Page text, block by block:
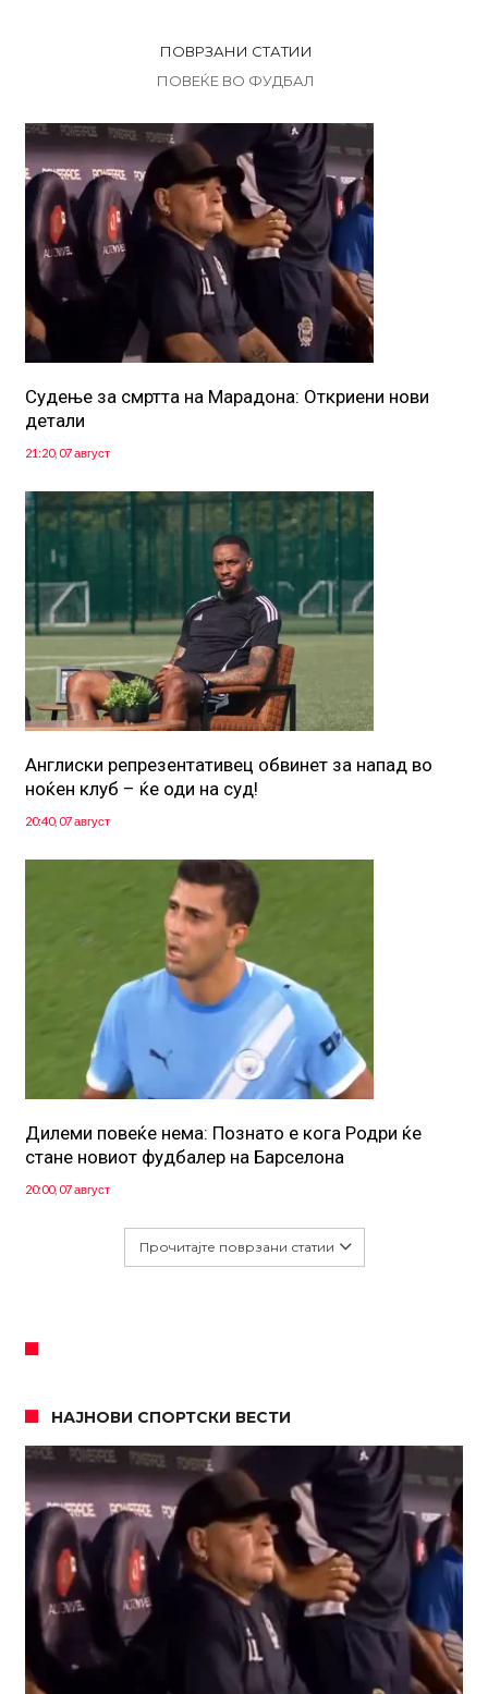
ПОВРЗАНИ СТАТИИ
ПОВЕЌЕ ВО ФУДБАЛ
Судење за смртта на Марадона: Откриени нови
детали
21:20, 07 август
Англиски репрезентативец обвинет за напад во
ноќен клуб – ќе оди на суд!
20:40, 07 август
Дилеми повеќе нема: Познато е кога Родри ќе
стане новиот фудбалер на Барселона
20:00, 07 август
Прочитајте поврзани статии
НАЈНОВИ СПОРТСКИ ВЕСТИ